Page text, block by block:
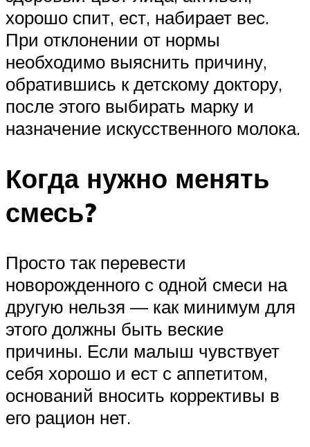
хорошо спит, ест, набирает вес.
При отклонении от нормы
необходимо выяснить причину,
обратившись к детскому доктору,
после этого выбирать марку и
назначение искусственного молока.
Когда нужно менять
смесь?
Просто так перевести
новорожденного с одной смеси на
другую нельзя — как минимум для
этого должны быть веские
причины. Если малыш чувствует
себя хорошо и ест с аппетитом,
оснований вносить коррективы в
его рацион нет.